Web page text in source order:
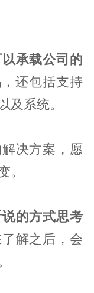
承载公司的
还包括支持
及系统。
决方案，愿
。
的方式思考
解之后，会